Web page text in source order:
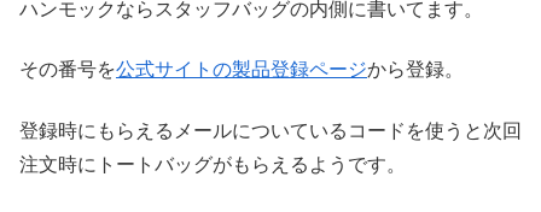
ハンモックならスタッフバッグの内側に書いてます。
その番号を公式サイトの製品登録ページから登録。
登録時にもらえるメールについているコードを使うと次回
注文時にトートバッグがもらえるようです。